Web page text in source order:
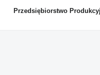
Przedsiębiorstwo